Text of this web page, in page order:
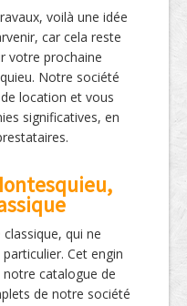
voilà une idée
car cela reste
votre prochaine
Notre société
location et vous
significatives, en
classique, qui ne
Cet engin
catalogue de
de notre société